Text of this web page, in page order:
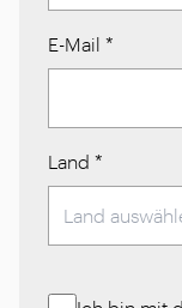
E-Mail *
Land *